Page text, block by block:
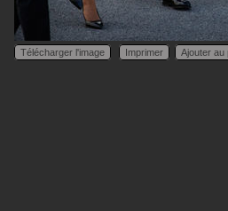
Télécharger l'image Imprimer Ajouter au